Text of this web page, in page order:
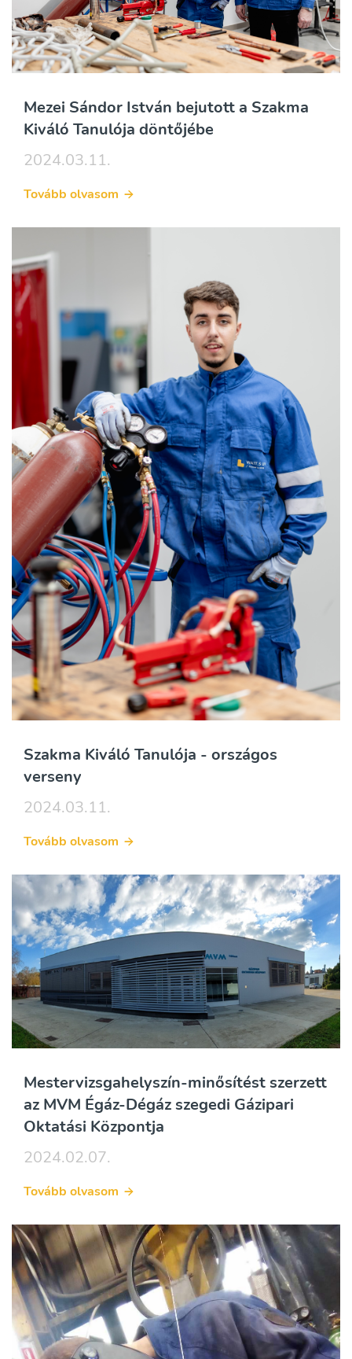
Mezei Sándor István bejutott a Szakma
Kiváló Tanulója döntőjébe
2024.03.11.
Tovább olvasom
Szakma Kiváló Tanulója - országos
verseny
2024.03.11.
Tovább olvasom
Mestervizsgahelyszín-minősítést szerzett
az MVM Égáz-Dégáz szegedi Gázipari
Oktatási Központja
2024.02.07.
Tovább olvasom